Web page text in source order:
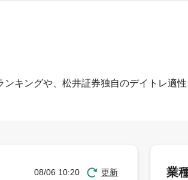
キングや、松井証券独自のデイトレ適